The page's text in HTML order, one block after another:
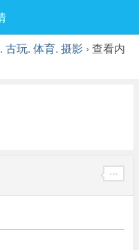
最新发表
古玩. 体育. 摄影 › 查看内